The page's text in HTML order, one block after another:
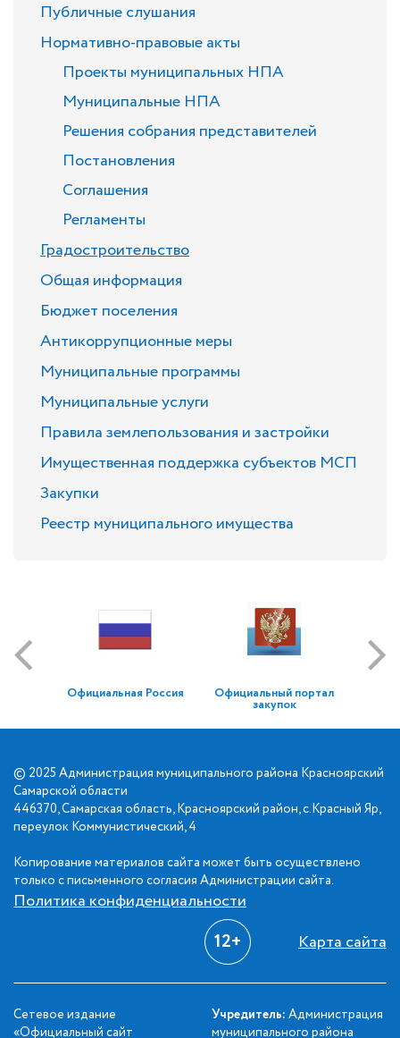
Публичные слушания
Нормативно-правовые акты
Проекты муниципальных НПА
Муниципальные НПА
Решения собрания представителей
Постановления
Соглашения
Регламенты
Градостроительство
Общая информация
Бюджет поселения
Антикоррупционные меры
Муниципальные программы
Муниципальные услуги
Правила землепользования и застройки
Имущественная поддержка субъектов МСП
Закупки
Реестр муниципального имущества
Официальная Россия Официальный портал
закупок
© 2025 Администрация муниципального района Красноярский
Самарской области
446370, Самарская область, Красноярский район, с.Красный Яр,
переулок Коммунистический, 4
Копирование материалов сайта может быть осуществлено
только с письменного согласия Администрации сайта.
Политика конфиденциальности
12+ Карта сайта
Сетевое издание
«Официальный сайт
Учредитель: Администрация
муниципального района